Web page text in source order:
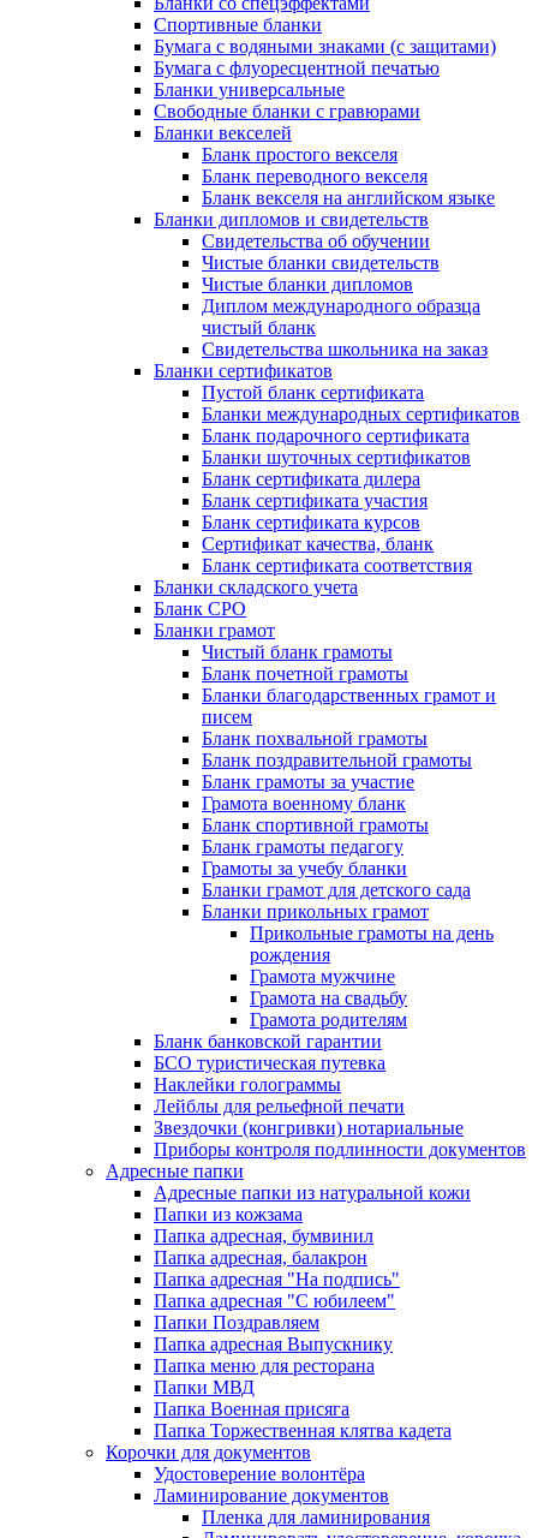
Спортивные бланки
Бумага с водяными знаками (с защитами)
Бумага с флуоресцентной печатью
Бланки универсальные
Свободные бланки с гравюрами
Бланки векселей
Бланк простого векселя
Бланк переводного векселя
Бланк векселя на английском языке
Бланки дипломов и свидетельств
Свидетельства об обучении
Чистые бланки свидетельств
Чистые бланки дипломов
Диплом международного образца
чистый бланк
Свидетельства школьника на заказ
Бланки сертификатов
Пустой бланк сертификата
Бланки международных сертификатов
Бланк подарочного сертификата
Бланки шуточных сертификатов
Бланк сертификата дилера
Бланк сертификата участия
Бланк сертификата курсов
Сертификат качества, бланк
Бланк сертификата соответствия
Бланки складского учета
Бланк СРО
Бланки грамот
Чистый бланк грамоты
Бланк почетной грамоты
Бланки благодарственных грамот и
писем
Бланк похвальной грамоты
Бланк поздравительной грамоты
Бланк грамоты за участие
Грамота военному бланк
Бланк спортивной грамоты
Бланк грамоты педагогу
Грамоты за учебу бланки
Бланки грамот для детского сада
Бланки прикольных грамот
Прикольные грамоты на день
рождения
Грамота мужчине
Грамота на свадьбу
Грамота родителям
Бланк банковской гарантии
БСО туристическая путевка
Наклейки голограммы
Лейблы для рельефной печати
Звездочки (конгривки) нотариальные
Приборы контроля подлинности документов
Адресные папки
Адресные папки из натуральной кожи
Папки из кожзама
Папка адресная, бумвинил
Папка адресная, балакрон
Папка адресная "На подпись"
Папка адресная "C юбилеем"
Папки Поздравляем
Папка адресная Выпускнику
Папка меню для ресторана
Папки МВД
Папка Военная присяга
Папка Торжественная клятва кадета
Корочки для документов
Удостоверение волонтёра
Ламинирование документов
Пленка для ламинирования